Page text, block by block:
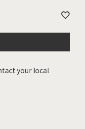
your local